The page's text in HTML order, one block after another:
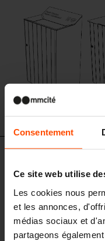
Consentement
Ce site web utilise
Les cookies nous
et les annonces,
médias sociaux et
partageons
Corbeille/avec
cadre en acier, panneau